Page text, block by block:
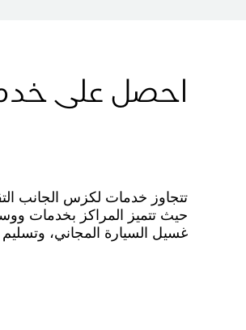
احصل على
تتجاوز خدمات لكزس الجانب
حيث تتميز المراكز بخدمات
غسيل السيارة المجاني، وتسليم